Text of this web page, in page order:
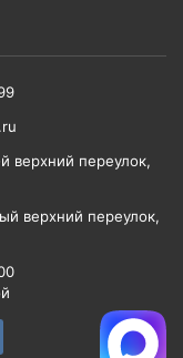
верхний переулок,
верхний переулок,